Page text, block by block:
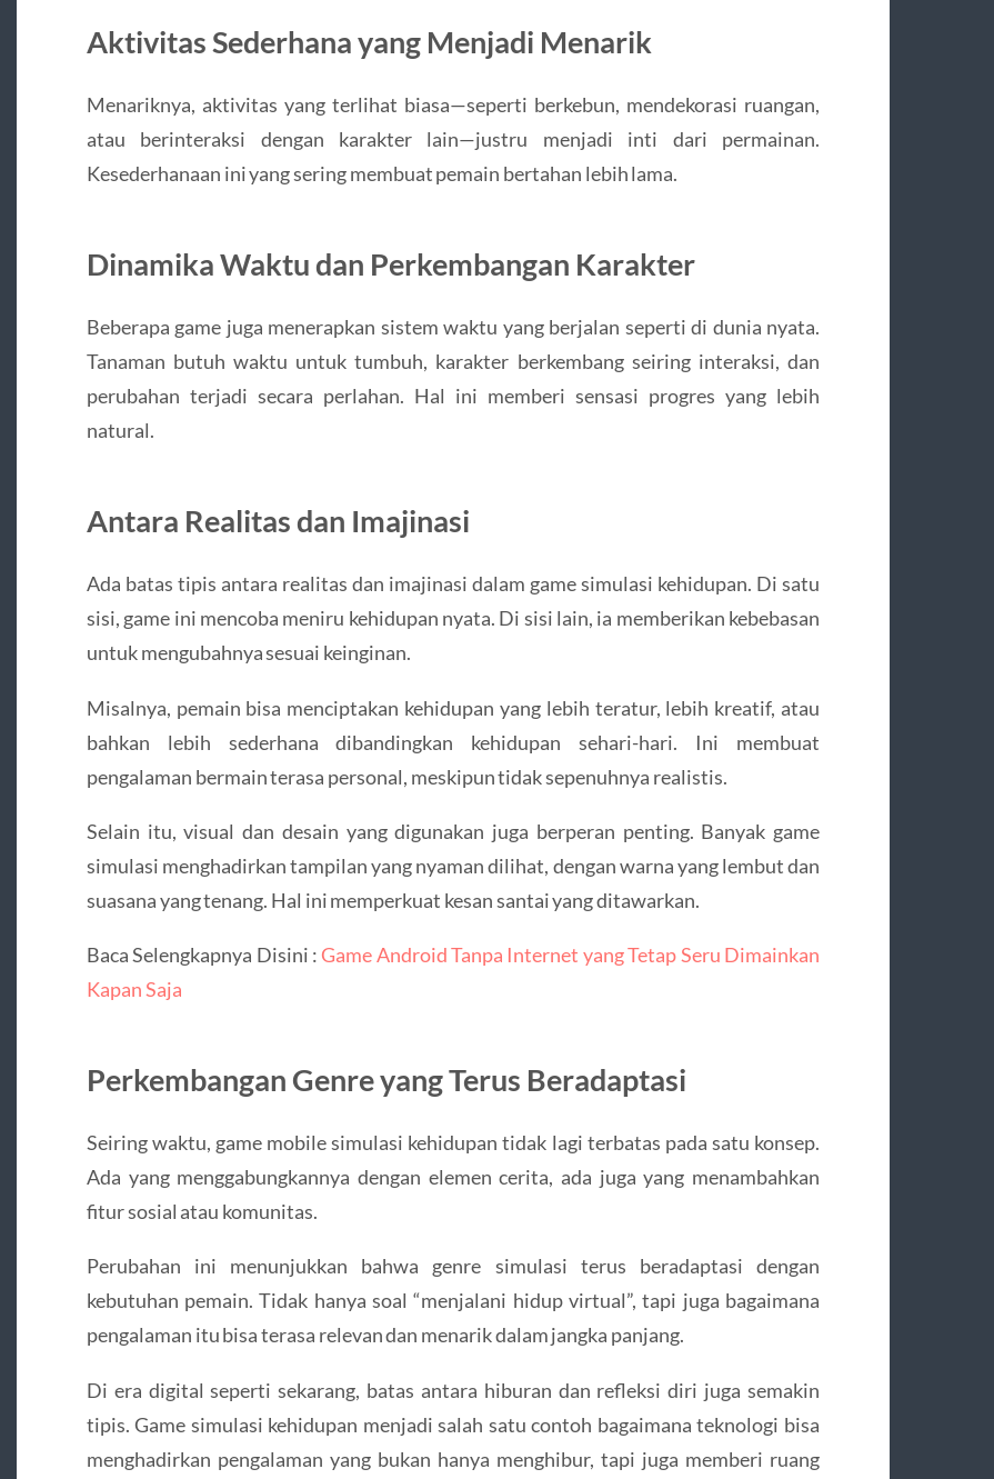
Aktivitas Sederhana yang Menjadi Menarik
Menariknya, aktivitas yang terlihat biasa—seperti berkebun, mendekorasi ruangan,
atau berinteraksi dengan karakter lain—justru menjadi inti dari permainan.
Kesederhanaan ini yang sering membuat pemain bertahan lebih lama.
Dinamika Waktu dan Perkembangan Karakter
Beberapa game juga menerapkan sistem waktu yang berjalan seperti di dunia nyata.
Tanaman butuh waktu untuk tumbuh, karakter berkembang seiring interaksi, dan
perubahan terjadi secara perlahan. Hal ini memberi sensasi progres yang lebih
natural.
Antara Realitas dan Imajinasi
Ada batas tipis antara realitas dan imajinasi dalam game simulasi kehidupan. Di satu
sisi, game ini mencoba meniru kehidupan nyata. Di sisi lain, ia memberikan kebebasan
untuk mengubahnya sesuai keinginan.
Misalnya, pemain bisa menciptakan kehidupan yang lebih teratur, lebih kreatif, atau
bahkan lebih sederhana dibandingkan kehidupan sehari-hari. Ini membuat
pengalaman bermain terasa personal, meskipun tidak sepenuhnya realistis.
Selain itu, visual dan desain yang digunakan juga berperan penting. Banyak game
simulasi menghadirkan tampilan yang nyaman dilihat, dengan warna yang lembut dan
suasana yang tenang. Hal ini memperkuat kesan santai yang ditawarkan.
Baca Selengkapnya Disini :Game Android Tanpa Internet yang Tetap Seru Dimainkan
Kapan Saja
Perkembangan Genre yang Terus Beradaptasi
Seiring waktu, game mobile simulasi kehidupan tidak lagi terbatas pada satu konsep.
Ada yang menggabungkannya dengan elemen cerita, ada juga yang menambahkan
fitur sosial atau komunitas.
Perubahan ini menunjukkan bahwa genre simulasi terus beradaptasi dengan
kebutuhan pemain. Tidak hanya soal “menjalani hidup virtual”, tapi juga bagaimana
pengalaman itu bisa terasa relevan dan menarik dalam jangka panjang.
Di era digital seperti sekarang, batas antara hiburan dan refleksi diri juga semakin
tipis. Game simulasi kehidupan menjadi salah satu contoh bagaimana teknologi bisa
menghadirkan pengalaman yang bukan hanya menghibur, tapi juga memberi ruang